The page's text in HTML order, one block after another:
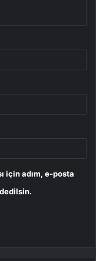
için adım, e-posta